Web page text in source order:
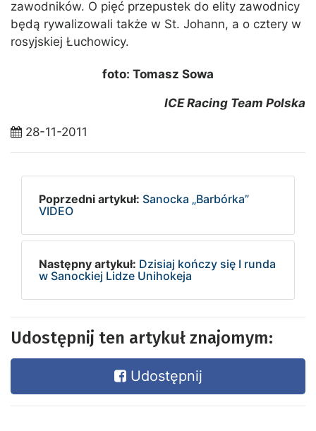
zawodników. O pięć przepustek do elity zawodnicy
będą rywalizowali także w St. Johann, a o cztery w
rosyjskiej Łuchowicy.
foto: Tomasz Sowa
ICE Racing Team Polska
28-11-2011
Poprzedni artykuł: Sanocka „Barbórka”
VIDEO
Następny artykuł: Dzisiaj kończy się I runda
w Sanockiej Lidze Unihokeja
Udostępnij ten artykuł znajomym:
Udostępnij